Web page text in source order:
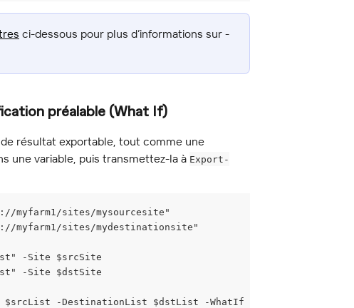
ci-dessous pour plus d’informations sur -
préalable (What If)
résultat exportable, tout comme une
une variable, puis transmettez-la à Export-
myfarm1/sites/mysourcesite"
myfarm1/sites/mydestinationsite"
-Site $srcSite
-Site $dstSite
$srcList -DestinationList $dstList -WhatIf